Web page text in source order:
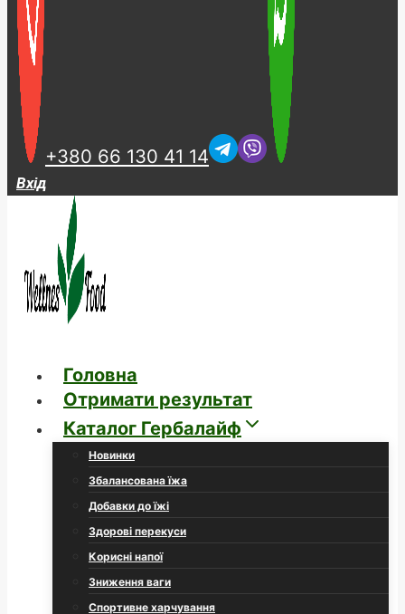
+380 66 130 41 14
Вхід
Головна
Отримати результат
Каталог Гербалайф
Новинки
Збалансована їжа
Добавки до їжі
Здорові перекуси
Корисні напої
Зниження ваги
Спортивне харчування